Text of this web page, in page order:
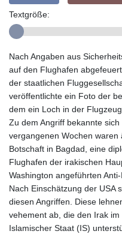
Textgröße:
Nach Angaben aus
auf den Flughafen
der staatlichen
veröffentlichte ein Foto der
dem ein Loch in der
Zu dem Angriff bekannte
vergangenen Wochen waren
Botschaft in Bagdad, eine
Flughafen der irakischen
Washington angeführten
Nach Einschätzung der USA
diesen Angriffen. Diese
vehement ab, die den Irak
Islamischer Staat (IS)